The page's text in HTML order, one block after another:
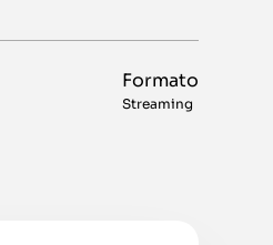
Formato
Streaming